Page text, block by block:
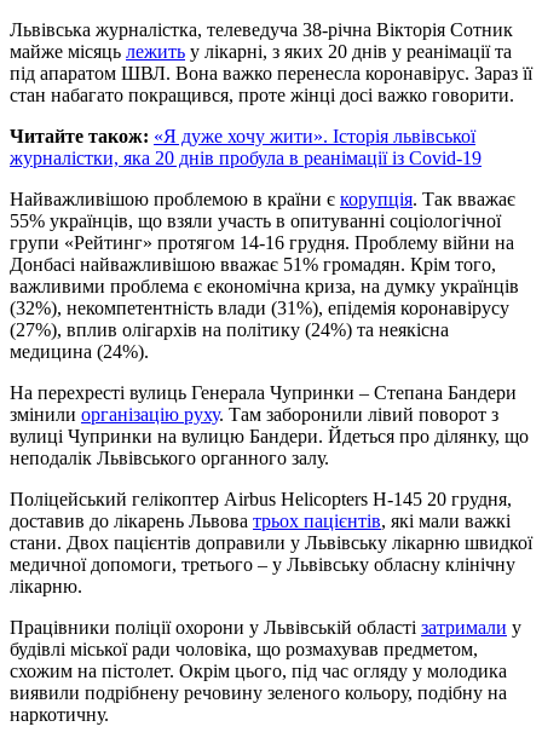
Львівська журналістка, телеведуча 38-річна Вікторія Сотник
майже місяць лежить у лікарні, з яких 20 днів у реанімації та
під апаратом ШВЛ. Вона важко перенесла коронавірус. Зараз її
стан набагато покращився, проте жінці досі важко говорити.
Читайте також: «Я дуже хочу жити». Історія львівської
журналістки, яка 20 днів пробула в реанімації із Сovid-19
Найважливішою проблемою в країни є корупція. Так вважає
55% українців, що взяли участь в опитуванні соціологічної
групи «Рейтинг» протягом 14-16 грудня. Проблему війни на
Донбасі найважливішою вважає 51% громадян. Крім того,
важливими проблема є економічна криза, на думку українців
(32%), некомпетентність влади (31%), епідемія коронавірусу
(27%), вплив олігархів на політику (24%) та неякісна
медицина (24%).
На перехресті вулиць Генерала Чупринки – Степана Бандери
змінили організацію руху. Там заборонили лівий поворот з
вулиці Чупринки на вулицю Бандери. Йдеться про ділянку, що
неподалік Львівського органного залу.
Поліцейський гелікоптер Airbus Helicopters Н-145 20 грудня,
доставив до лікарень Львова трьох пацієнтів, які мали важкі
стани. Двох пацієнтів доправили у Львівську лікарню швидкої
медичної допомоги, третього – у Львівську обласну клінічну
лікарню.
Працівники поліції охорони у Львівській області затримали у
будівлі міської ради чоловіка, що розмахував предметом,
схожим на пістолет. Окрім цього, під час огляду у молодика
виявили подрібнену речовину зеленого кольору, подібну на
наркотичну.